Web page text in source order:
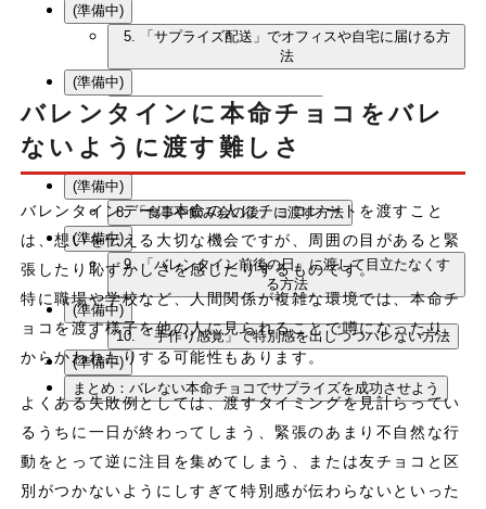
(準備中)
5. 「サプライズ配送」でオフィスや自宅に届ける方
法
(準備中)
6. 「帰り道で」自然に渡す方法
(準備中)
7. 「共通の趣味や話題」に関連づけて渡す方法
(準備中)
8. 「食事や飲み会の後」に渡す方法
(準備中)
9. 「バレンタイン前後の日」に渡して目立たなくす
る方法
(準備中)
10. 「手作り感覚」で特別感を出しつつバレない方法
(準備中)
まとめ：バレない本命チョコでサプライズを成功させよう
バレンタインに本命チョコをバレ
ないように渡す難しさ
バレンタインデーに本命の人にチョコレートを渡すこと
は、想いを伝える大切な機会ですが、周囲の目があると緊
張したり恥ずかしさを感じたりするものです。
特に職場や学校など、人間関係が複雑な環境では、本命チ
ョコを渡す様子を他の人に見られることで噂になったり、
からかわれたりする可能性もあります。
よくある失敗例としては、渡すタイミングを見計らってい
るうちに一日が終わってしまう、緊張のあまり不自然な行
動をとって逆に注目を集めてしまう、または友チョコと区
別がつかないようにしすぎて特別感が伝わらないといった